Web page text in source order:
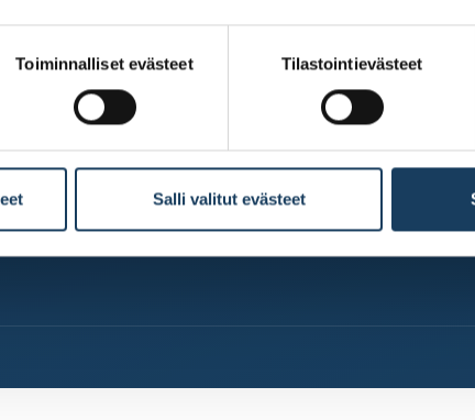
Toiminnalliset evästeet Tilastointievästeet
Salli valitut evästeet
Esittelyssä yhtiö joka
Miten yhtiö listautuu
pörssiin?
on?
tulevaisuus